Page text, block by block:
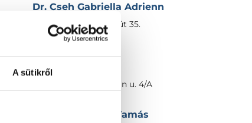
A sütikről
Dr. Cseh Gabriella Adrienn
2120 Dunakeszi, Fóti út 35.
Dr. Cseh Miklós
7150 Bonyhád, Gagarin u. 4/A
Dr. Cseke Gábor Tamás